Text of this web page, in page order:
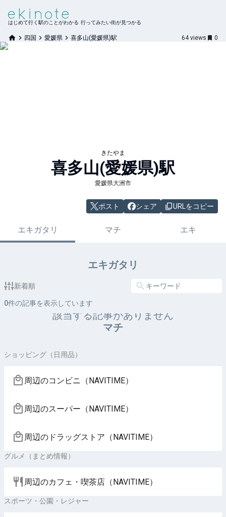
はじめて行く駅のことがわかる 行ってみたい街が見つかる
四国 愛媛県 喜多山(愛媛県)駅 64 views 0
きたやま
喜多山(愛媛県)駅
愛媛県大洲市
ポスト シェア URLをコピー
エキガタリ マチ エキ
エキガタリ
新着順
0件の記事を表示しています
該当する記事がありません
マチ
ショッピング（日用品）
周辺のコンビニ（NAVITIME）
周辺のスーパー（NAVITIME）
周辺のドラッグストア（NAVITIME）
グルメ（まとめ情報）
周辺のカフェ・喫茶店（NAVITIME）
スポーツ・公園・レジャー